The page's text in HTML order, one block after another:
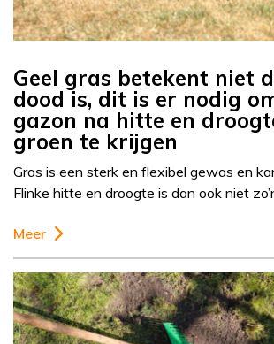
Geel gras betekent niet
dood is, dit is er nodig
gazon na hitte en
groen te krijgen
Gras is een sterk en flexibel gewas en
Flinke hitte en droogte is dan ook niet
Meer